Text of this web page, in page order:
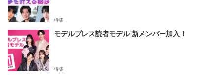
特集
モデルプレス読者モデル 新メンバー加入！
特集